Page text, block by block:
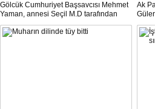
Gölcük Cumhuriyet Başsavcısı Mehmet
Yaman, annesi Seçil M.D tarafından
evde yalnız bırakılması sonucu ölen
Berk bebeğin ilk muayenesinde açlık ve
Ak
Ak